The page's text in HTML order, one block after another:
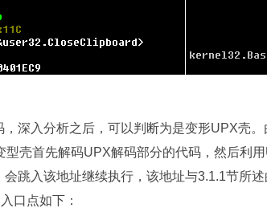
深入分析之后，可以判断为是变形UPX壳
壳首先解码UPX解码部分的代码，然后利
跳入该地址继续执行，该地址与3.1.1节所
口点如下：